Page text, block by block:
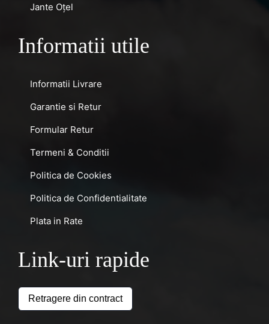
Jante Oțel
Informatii utile
Informatii Livrare
Garantie si Retur
Formular Retur
Termeni & Conditii
Politica de Cookies
Politica de Confidentialitate
Plata in Rate
Link-uri rapide
Retragere din contract